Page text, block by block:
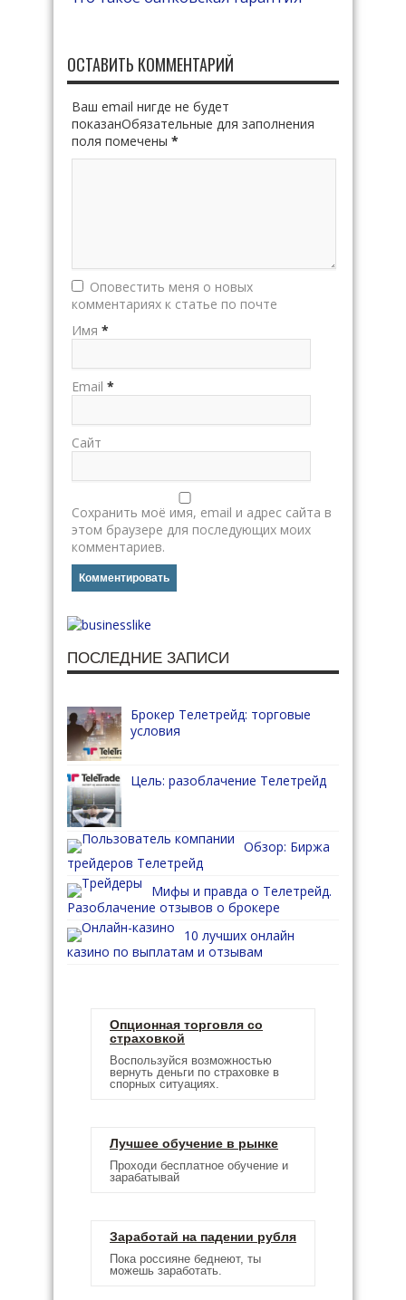
ОСТАВИТЬ КОММЕНТАРИЙ
Ваш email нигде не будет
показанОбязательные для заполнения
поля помечены *
Оповестить меня о новых
комментариях к статье по почте
Имя *
Email *
Сайт
Сохранить моё имя, email и адрес сайта в
этом браузере для последующих моих
комментариев.
ПОСЛЕДНИЕ ЗАПИСИ
Брокер Телетрейд: торговые
условия
Цель: разоблачение Телетрейд
Обзор: Биржа
трейдеров Телетрейд
Мифы и правда о Телетрейд.
Разоблачение отзывов о брокере
10 лучших онлайн
казино по выплатам и отзывам
Опционная торговля со
страховкой
Воспользуйся возможностью
вернуть деньги по страховке в
спорных ситуациях.
Лучшее обучение в рынке
Проходи бесплатное обучение и
зарабатывай
Заработай на падении рубля
Пока россияне беднеют, ты
можешь заработать.